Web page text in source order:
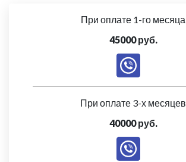
При оплате 1-го месяца
45000 руб.
При оплате 3-х месяцев
40000 руб.